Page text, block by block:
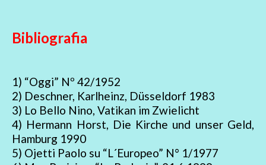
Bibliografia
1) “Oggi” Nº 42/1952
2) Deschner, Karlheinz, Düsseldorf 1983
3) Lo Bello Nino, Vatikan im Zwielicht
4) Hermann Horst, Die Kirche und unser Geld,
Hamburg 1990
5) Ojetti Paolo su “L´Europeo” N° 1/1977